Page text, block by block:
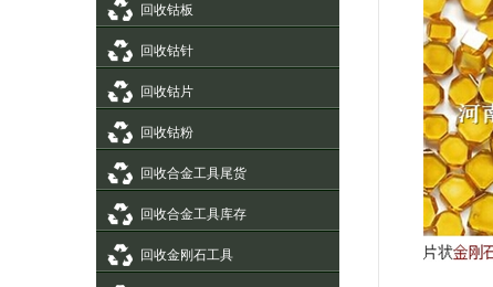
回收钴板
回收钴针
回收钴片
回收钴粉
回收合金工具尾货
回收合金工具库存
回收金刚石工具